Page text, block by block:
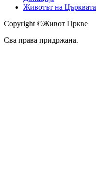
Животът на Църквата
Copyright ©Живот Цркве
Сва права придржана.